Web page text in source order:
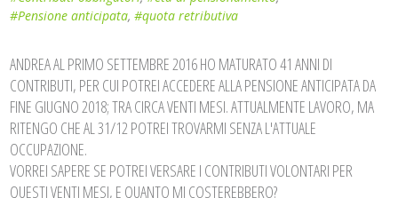
#Pensione anticipata,#quota retributiva
ANDREA AL PRIMO SETTEMBRE 2016 HO MATURATO 41 ANNI DI
CONTRIBUTI, PER CUI POTREI ACCEDERE ALLA PENSIONE ANTICIPATA DA
FINE GIUGNO 2018; TRA CIRCA VENTI MESI. ATTUALMENTE LAVORO, MA
RITENGO CHE AL 31/12 POTREI TROVARMI SENZA L'ATTUALE
OCCUPAZIONE.
VORREI SAPERE SE POTREI VERSARE I CONTRIBUTI VOLONTARI PER
QUESTI VENTI MESI, E QUANTO MI COSTEREBBERO?